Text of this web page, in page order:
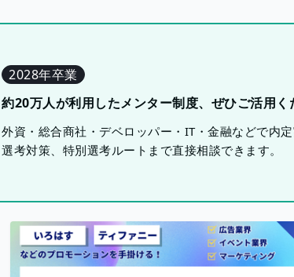
2028年卒業
約20万人が利用したメンター制度、ぜひご活用く
外資・総合商社・デベロッパー・IT・金融などで内
選考対策、特別選考ルートまで直接相談できます。